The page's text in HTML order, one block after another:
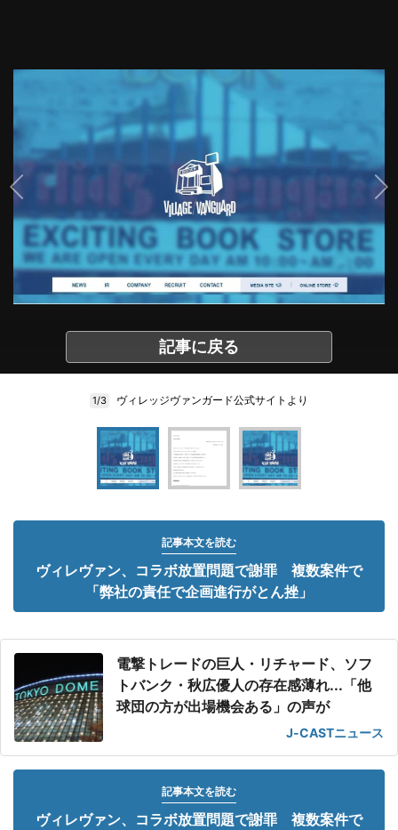
記事に戻る
1/3 ヴィレッジヴァンガード公式サイトより
記事本文を読む
ヴィレヴァン、コラボ放置問題で謝罪 複数案件で
「弊社の責任で企画進行がとん挫」
電撃トレードの巨人・リチャード、ソフ
トバンク・秋広優人の存在感薄れ...「他
球団の方が出場機会ある」の声が
J-CASTニュース
記事本文を読む
ヴィレヴァン、コラボ放置問題で謝罪 複数案件で